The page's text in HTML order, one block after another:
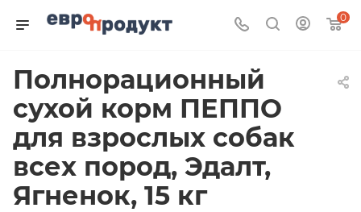
0
Полнорационный
сухой корм ПЕППО
для взрослых собак
всех пород, Эдалт,
Ягненок, 15 кг